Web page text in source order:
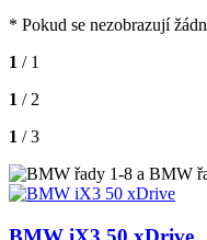
* Pokud se nezobrazují
1 / 1
1 / 2
1 / 3